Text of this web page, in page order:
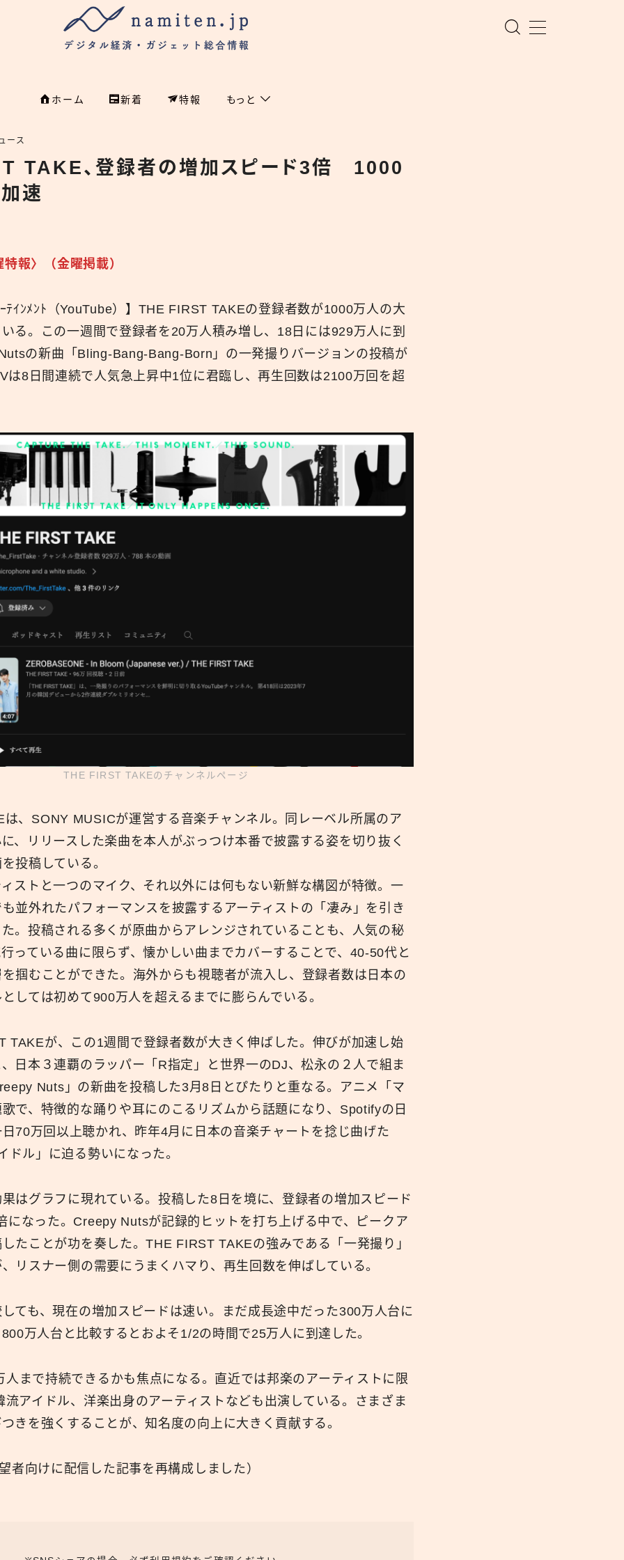
ホーム 新着 特報 もっと
特集
危機管理
広報
特集
namiten.jp
ース
TAKE、登録者の増加スピード3倍 1000
速
報〉（金曜掲載）
ﾃｲﾝﾒﾝﾄ（YouTube）】THE FIRST TAKEの登録者数が1000万人の大
る。この一週間で登録者を20万人積み増し、18日には929万人に到
の新曲「Bling-Bang-Bang-Born」の一発撮りバージョンの投稿が
は8日間連続で人気急上昇中1位に君臨し、再生回数は2100万回を超
THE FIRST TAKEのチャンネルページ
、SONY MUSICが運営する音楽チャンネル。同レーベル所属のア
、リリースした楽曲を本人がぶっつけ本番で披露する姿を切り抜く
投稿している。
ストと一つのマイク、それ以外には何もない新鮮な構図が特徴。一
並外れたパフォーマンスを披露するアーティストの「凄み」を引き
。投稿される多くが原曲からアレンジされていることも、人気の秘
っている曲に限らず、懐かしい曲までカバーすることで、40-50代と
掴むことができた。海外からも視聴者が流入し、登録者数は日本の
しては初めて900万人を超えるまでに膨らんでいる。
TAKEが、この1週間で登録者数が大きく伸ばした。伸びが加速し始
日本３連覇のラッパー「R指定」と世界一のDJ、松永の２人で組ま
Nuts」の新曲を投稿した3月8日とぴたりと重なる。アニメ「マ
で、特徴的な踊りや耳にのこるリズムから話題になり、Spotifyの日
70万回以上聴かれ、昨年4月に日本の音楽チャートを捻じ曲げた
ドル」に迫る勢いになった。
はグラフに現れている。投稿した8日を境に、登録者の増加スピード
になった。Creepy Nutsが記録的ヒットを打ち上げる中で、ピークア
たことが功を奏した。THE FIRST TAKEの強みである「一発撮り」
リスナー側の需要にうまくハマり、再生回数を伸ばしている。
ても、現在の増加スピードは速い。まだ成長途中だった300万人台に
万人台と比較するとおよそ1/2の時間で25万人に到達した。
人まで持続できるかも焦点になる。直近では邦楽のアーティストに限
流アイドル、洋楽出身のアーティストなども出演している。さまざま
きを強くすることが、知名度の向上に大きく貢献する。
者向けに配信した記事を再構成しました）